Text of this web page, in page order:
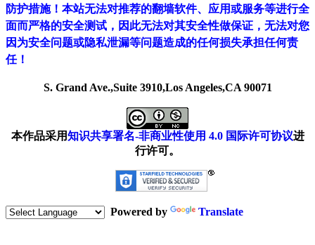
防护措施！本站无法对推荐的翻墙软件、应用或服务等进行全
面而严格的安全测试，因此无法对其安全性做保证，无法对您
因为安全问题或隐私泄漏等问题造成的任何损失承担任何责
任！
S. Grand Ave.,Suite 3910,Los Angeles,CA 90071
本作品采用知识共享署名-非商业性使用 4.0 国际许可协议进
行许可。
Powered by Translate